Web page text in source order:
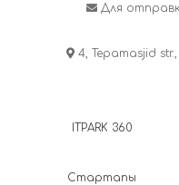
Для
4, Tepamasjid
ITPARK 360
Стартапы